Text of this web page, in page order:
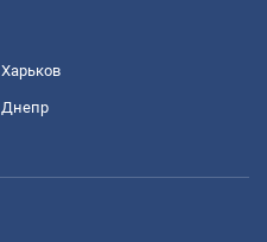
Харьков
Днепр